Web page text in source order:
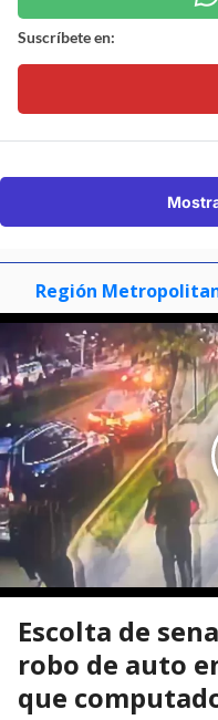
Suscríbete en:
Región
Escolta de
robo de auto
que